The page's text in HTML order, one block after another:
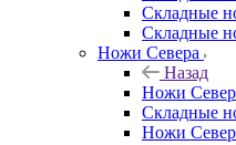
Складные
Складные
Ножи Севера
Назад
Ножи
Складные
Ножи